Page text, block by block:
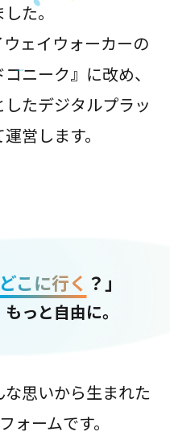
た。
ェイウォーカーの
ニーク』に改め、
たデジタルプラッ
営します。
どこに行く ？」
っと自由に。
な思いから生まれた
ォームです。